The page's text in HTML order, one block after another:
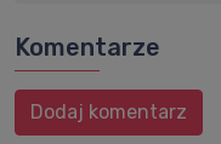
Komentarze
Dodaj komentarz